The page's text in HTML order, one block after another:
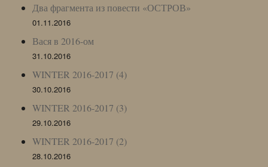
Два фрагмента из повести «ОСТРОВ»
01.11.2016
Вася в 2016-ом
31.10.2016
WINTER 2016-2017 (4)
30.10.2016
WINTER 2016-2017 (3)
29.10.2016
WINTER 2016-2017 (2)
28.10.2016